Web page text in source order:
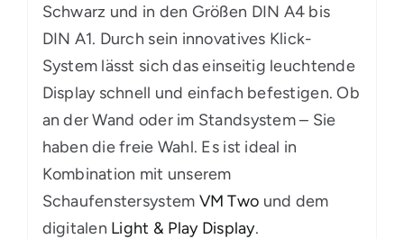
Schwarz und in den Größen DIN A4 bis
DIN A1. Durch sein innovatives Klick-
System lässt sich das einseitig leuchtende
Display schnell und einfach befestigen. Ob
an der Wand oder im Standsystem – Sie
haben die freie Wahl. Es ist ideal in
Kombination mit unserem
Schaufenstersystem VM Two und dem
digitalen Light & Play Display.